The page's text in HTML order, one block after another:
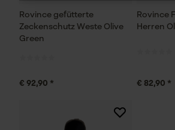
Rovince gefütterte
Zeckenschutz Weste Olive
Green
€ 92,90 *
Rovince
Herren
€ 82,90 *